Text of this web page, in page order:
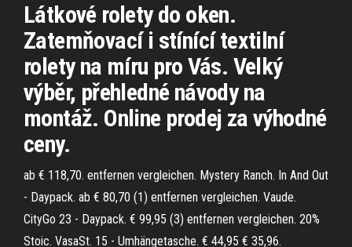
Látkové rolety do oken.
Zatemňovací i stínící textilní
rolety na míru pro Vás. Velký
výběr, přehledné návody na
montáž. Online prodej za výhodné
ceny.
ab € 118,70. entfernen vergleichen. Mystery Ranch. In And Out
- Daypack. ab € 80,70 (1) entfernen vergleichen. Vaude.
CityGo 23 - Daypack. € 99,95 (3) entfernen vergleichen. 20%
Stoic. VasaSt. 15 - Umhängetasche. € 44,95 € 35,96.